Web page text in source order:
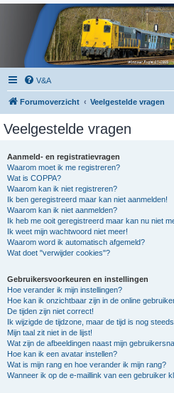
V&A
Forumoverzicht Veelgestelde vragen
Veelgestelde vragen
Aanmeld- en registratievragen
Waarom moet ik me registreren?
Wat is COPPA?
Waarom kan ik niet registreren?
Ik ben geregistreerd maar kan niet aanmelden!
Waarom kan ik niet aanmelden?
Ik heb me ooit geregistreerd maar kan nu niet
Ik weet mijn wachtwoord niet meer!
Waarom word ik automatisch afgemeld?
Wat doet "verwijder cookies"?
Gebruikersvoorkeuren en instellingen
Hoe verander ik mijn instellingen?
Hoe kan ik onzichtbaar zijn in de online
De tijden zijn niet correct!
Ik wijzigde de tijdzone, maar de tijd is nog
Mijn taal zit niet in de lijst!
Wat zijn de afbeeldingen naast mijn
Hoe kan ik een avatar instellen?
Wat is mijn rang en hoe verander ik mijn rang?
Wanneer ik op de e-maillink van een gebruiker